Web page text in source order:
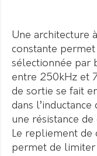
Une architecture
constante
sélectionnée par
entre 250kHz et
de sortie se fait
dans
une résistance
Le repliement de
permet de limiter